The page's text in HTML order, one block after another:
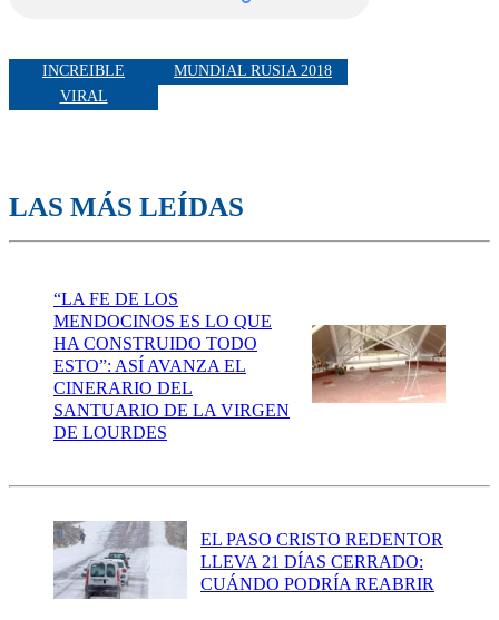
INCREIBLE
MUNDIAL RUSIA 2018
VIRAL
LAS MÁS LEÍDAS
“LA FE DE LOS
MENDOCINOS ES LO QUE
HA CONSTRUIDO TODO
ESTO”: ASÍ AVANZA EL
CINERARIO DEL
SANTUARIO DE LA VIRGEN
DE LOURDES
EL PASO CRISTO REDENTOR
LLEVA 21 DÍAS CERRADO:
CUÁNDO PODRÍA REABRIR